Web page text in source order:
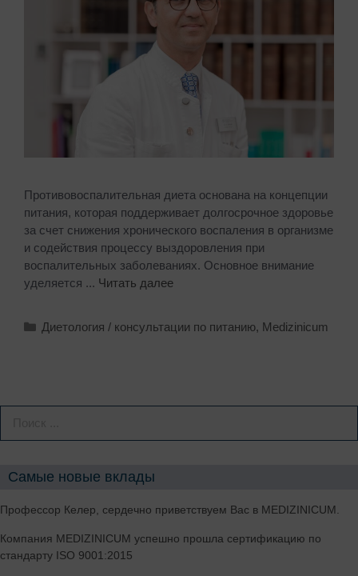
Противовоспалительная диета основана на концепции
питания, которая поддерживает долгосрочное здоровье
за счет снижения хронического воспаления в организме
и содействия процессу выздоровления при
воспалительных заболеваниях. Основное внимание
уделяется ... Читать далее
Диетология / консультации по питанию, Medizinicum
Самые новые вклады
Профессор Келер, сердечно приветствуем Вас в MEDIZINICUM.
Компания MEDIZINICUM успешно прошла сертификацию по
стандарту ISO 9001:2015